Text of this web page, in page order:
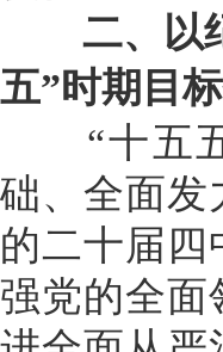
二、以纪
五”时期目
“十五五
础、全面发
的二十届
强党的全面